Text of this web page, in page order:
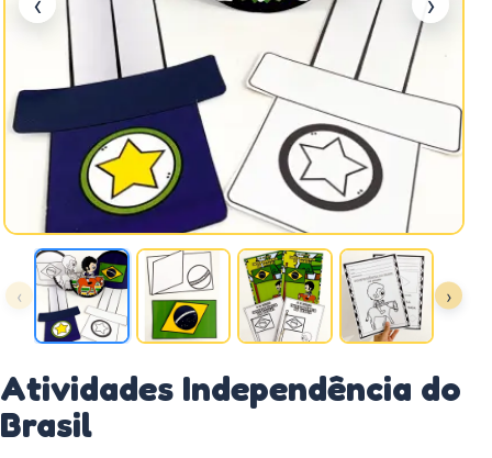
‹ ›
Atividades Independência do
Brasil